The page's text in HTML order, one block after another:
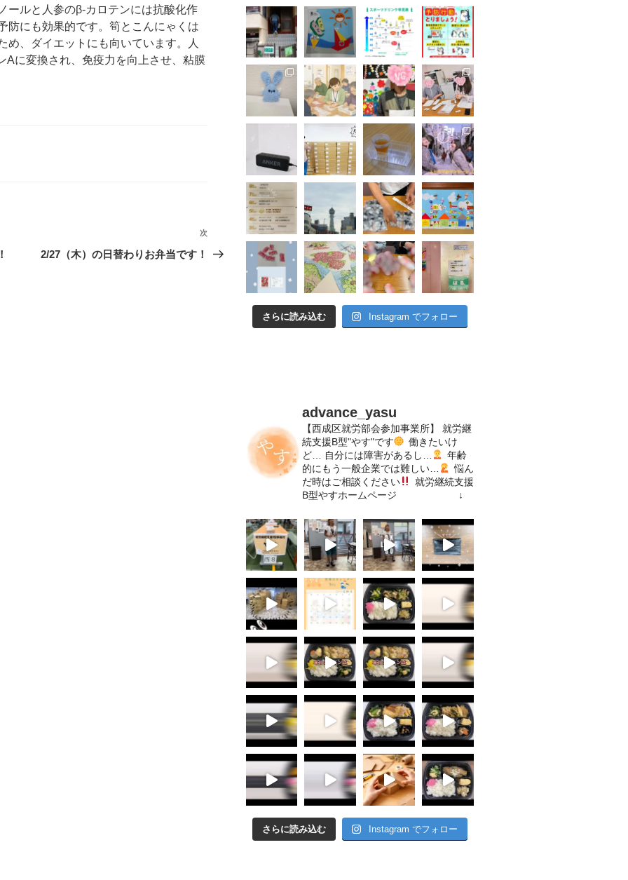
ールと人参のβ-カロテンには抗酸化作
防にも効果的です。筍とこんにゃくは
め、ダイエットにも向いています。人
Aに変換され、免疫力を向上させ、粘膜
次
の
次
2/27（木）の日替わりお弁当です！
さらに読み込む Instagram でフォロー
advance_yasu
【西成区就労部会参加事業所】
就労継
続支援B型"やす"です
働きたいけ
ど…
自分には障害があるし…
年齢
的にもう一般企業では難しい…
悩ん
だ時はご相談ください
就労継続支援
B型やすホームページ ↓
さらに読み込む Instagram でフォロー